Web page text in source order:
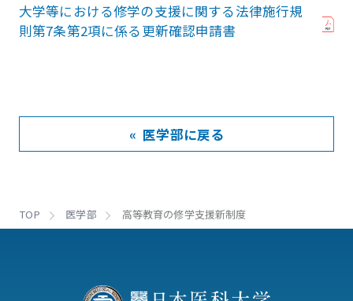
大学等における修学の支援に関する法律施行規
則第7条第2項に係る更新確認申請書
« 医学部に戻る
TOP 医学部 高等教育の修学支援新制度